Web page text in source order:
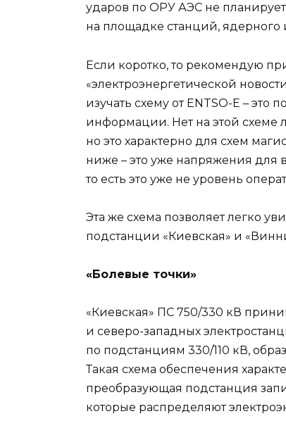
ударов по ОРУ АЭС не планирует
на площадке станций, ядерного
Если коротко, то рекомендую
«электроэнергетической
изучать схему от ENTSO-E – это
информации. Нет на этой схеме
но это характерно для схем
ниже – это уже напряжения для
то есть это уже не уровень
Эта же схема позволяет легко
подстанции «Киевская» и
«Болевые точки»
«Киевская» ПС 750/330 кВ
и северо-западных
по подстанциям 330/110 кВ,
Такая схема обеспечения
преобразующая подстанция
которые распределяют